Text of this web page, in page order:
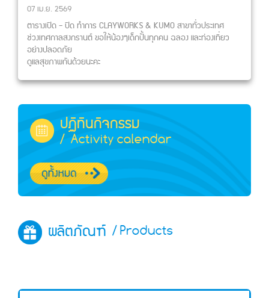
07 เม.ย. 2569
ตารางเปิด - ปิด ทำการ CLAYWORKS & KUMO สาขาทั่วประเทศ
ช่วงเทศกาลสงกรานต์ ขอให้น้องๆเด็กปั้นทุกคน ฉลอง และท่องเที่ยว
อย่างปลอดภัย
ดูแลสุขภาพกันด้วยนะคะ
ปฏิทินกิจกรรม
/ Activity calendar
ผลิตภัณฑ์ / Products